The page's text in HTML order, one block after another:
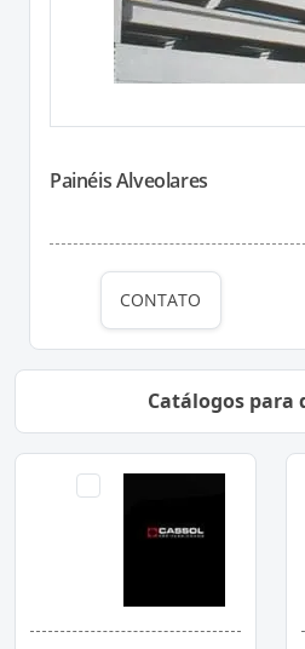
Painéis Alveolares
CONTATO
Catálogos para